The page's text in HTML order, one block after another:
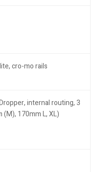
cro-mo rails
internal routing, 3
(M), 170mm L, XL)